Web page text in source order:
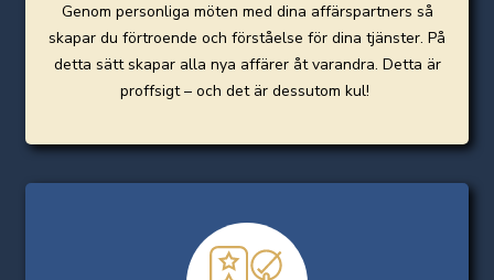
Genom personliga möten med dina affärspartners så
skapar du förtroende och förståelse för dina tjänster. På
detta sätt skapar alla nya affärer åt varandra. Detta är
proffsigt – och det är dessutom kul!